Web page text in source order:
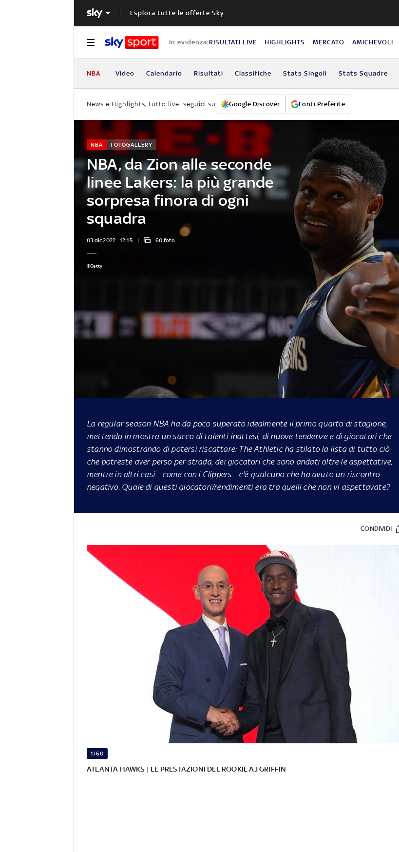
Esplora tutte le offerte Sky
In evidenza:RISULTATI LIVE HIGHLIGHTS MERCATO AMICHEVOLI
NBA Video Calendario Risultati Classifiche Stats Singoli Stats Squadre
News e Highlights, tutto live: seguici su Google Discover Fonti Preferite
NBA, da Zion alle seconde
linee Lakers: la più grande
sorpresa finora di ogni
squadra
NBA FOTOGALLERY
03 dic 2022 - 12:15 60 foto
©Getty
La regular season NBA ha da poco superato idealmente il primo quarto di stagione,
mettendo in mostra un sacco di talenti inattesi, di nuove tendenze e di giocatori che
stanno dimostrando di potersi riscattare: The Athletic ha stilato la lista di tutto ciò
che potreste aver perso per strada, dei giocatori che sono andati oltre le aspettative,
mentre in altri casi - come con i Clippers - c'è qualcuno che ha avuto un riscontro
negativo. Quale di questi giocatori/rendimenti era tra quelli che non vi aspettavate?
CONDIVIDI
1/60
ATLANTA HAWKS | LE PRESTAZIONI DEL ROOKIE AJ GRIFFIN